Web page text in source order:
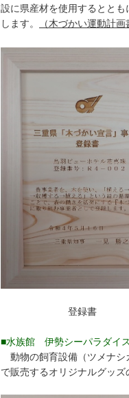
設に県産材を使用するとと
します。
（木づかい運動計画
登録書 記念
■水族館 伊勢シーパラダイス
動物の飼育設備（ツメナシ
で販売するオリジナルグッズ